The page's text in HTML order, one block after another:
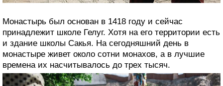
Монастырь был основан в 1418 году и сейчас
принадлежит школе Гелуг. Хотя на его территории есть
и здание школы Сакья. На сегодняшний день в
монастыре живет около сотни монахов, а в лучшие
времена их насчитывалось до трех тысяч.